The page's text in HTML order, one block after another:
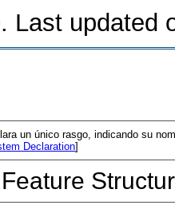
Last updated
un único rasgo, indicando su
Declaration]